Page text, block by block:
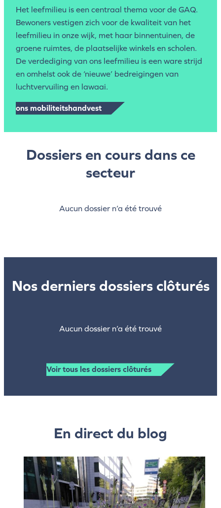
Het leefmilieu is een centraal thema voor de GAQ.
Bewoners vestigen zich voor de kwaliteit van het
leefmilieu in onze wijk, met haar binnentuinen, de
groene ruimtes, de plaatselijke winkels en scholen.
De verdediging van ons leefmilieu is een ware strijd
en omhelst ook de ‘nieuwe’ bedreigingen van
luchtvervuiling en lawaai.
ons mobiliteitshandvest
Dossiers en cours dans ce
secteur
Aucun dossier n’a été trouvé
Nos derniers dossiers clôturés
Aucun dossier n’a été trouvé
Voir tous les dossiers clôturés
En direct du blog